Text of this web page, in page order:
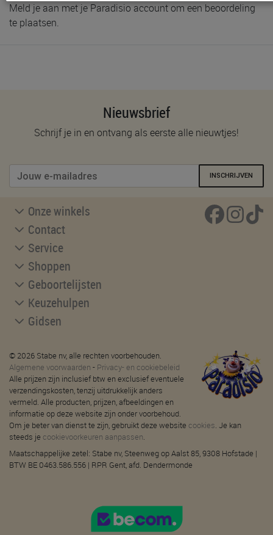
Meld je aan met je Paradisio account om een beoordeling
te plaatsen.
Nieuwsbrief
Schrijf je in en ontvang als eerste alle nieuwtjes!
INSCHRIJVEN
Onze winkels
Contact
Service
Shoppen
Geboortelijsten
Keuzehulpen
Gidsen
© 2026 Stabe nv, alle rechten voorbehouden.
Algemene voorwaarden - Privacy- en cookiebeleid
Alle prijzen zijn inclusief btw en exclusief eventuele
verzendingskosten, tenzij uitdrukkelijk anders
vermeld. Alle producten, prijzen, afbeeldingen en
informatie op deze website zijn onder voorbehoud.
Om je beter van dienst te zijn, gebruikt deze website cookies. Je kan
steeds je cookievoorkeuren aanpassen.
Maatschappelijke zetel: Stabe nv, Steenweg op Aalst 85, 9308 Hofstade |
BTW BE 0463.586.556 | RPR Gent, afd. Dendermonde